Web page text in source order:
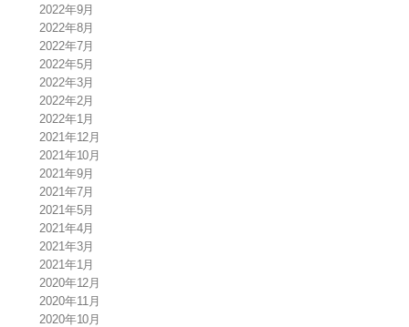
2022年9月
2022年8月
2022年7月
2022年5月
2022年3月
2022年2月
2022年1月
2021年12月
2021年10月
2021年9月
2021年7月
2021年5月
2021年4月
2021年3月
2021年1月
2020年12月
2020年11月
2020年10月